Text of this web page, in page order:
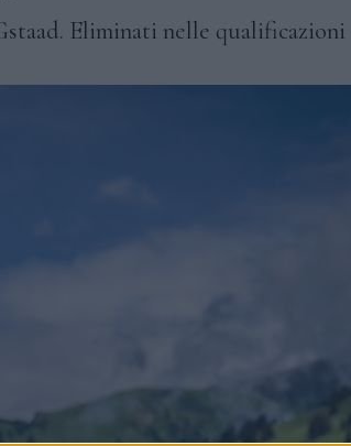
Eliminati nelle qualificazioni